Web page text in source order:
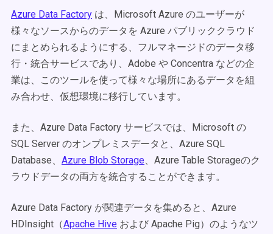
Azure Data Factory は、Microsoft Azure のユーザーが
様々なソースからのデータを Azure パブリッククラウド
にまとめられるようにする、フルマネージドのデータ移
行・統合サービスであり、Adobe や Concentra などの企
業は、このツールを使って様々な場所にあるデータを組
み合わせ、仮想環境に移行しています。
また、Azure Data Factory サービスでは、Microsoft の
SQL Server のオンプレミスデータと、Azure SQL
Database、 Azure Blob Storage、Azure Table Storageのク
ラウドデータの両方を統合することができます。
Azure Data Factory が関連データを集めると、Azure
HDInsight（Apache Hive および Apache Pig）のようなツ